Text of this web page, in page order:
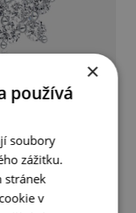
×
používá
soubory
zážitku.
stránek
v